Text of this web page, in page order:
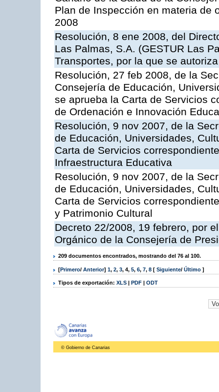
Plan de Inspección en materia de
2008
Resolución, 8 ene 2008, del
Las Palmas, S.A. (GESTUR Las
Transportes, por la que se
Resolución, 27 feb 2008, de la
Consejería de Educación,
se aprueba la Carta de Servicios
de Ordenación e Innovación
Resolución, 9 nov 2007, de la
de Educación, Universidades,
Carta de Servicios
Infraestructura Educativa
Resolución, 9 nov 2007, de la
de Educación, Universidades,
Carta de Servicios
y Patrimonio Cultural
Decreto 22/2008, 19 febrero, por
Orgánico de la Consejería de
209 documentos encontrados, mostrando del 76 al 100.
[Primero/ Anterior] 1, 2, 3, 4, 5, 6, 7, 8 [ Siguiente/ Último ]
Tipos de exportación: XLS | PDF | ODT
© Gobierno de Canarias